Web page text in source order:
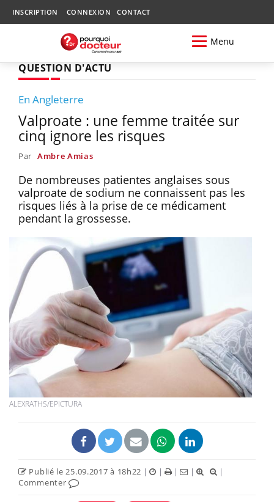
INSCRIPTION CONNEXION CONTACT
Menu
QUESTION D'ACTU
En Angleterre
Valproate : une femme traitée sur
cinq ignore les risques
Par Ambre Amias
De nombreuses patientes anglaises sous
valproate de sodium ne connaissent pas les
risques liés à la prise de ce médicament
pendant la grossesse.
ALEXRATHS/EPICTURA
Publié le 25.09.2017 à 18h22 | | | |
|
Commenter